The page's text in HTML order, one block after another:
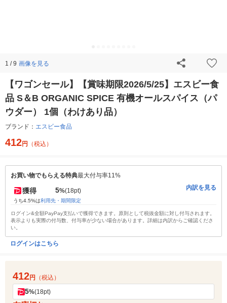
1 / 9 画像を見る
【ワゴンセール】【賞味期限2026/5/25】エスビー食
品 S＆B ORGANIC SPICE 有機オールスパイス（パ
ウダー） 1個（わけあり品）
ブランド： エスビー食品
412円 （税込）
お買い物でもらえる特典最大付与率11%
獲得 5%(18pt)
うち4.5%は利用先・期間限定
内訳を見る
ログイン&全額PayPay支払いで獲得できます。原則として税抜金額に対し付与されます。
表示よりも実際の付与数、付与率が少ない場合があります。詳細は内訳からご確認くださ
い。
ログインはこちら
412円 （税込）
5%(18pt)